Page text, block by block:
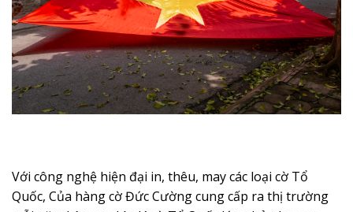
Với công nghệ hiện đại in, thêu, may các loại cờ Tổ
Quốc, Của hàng cờ Đức Cường cung cấp ra thị trường